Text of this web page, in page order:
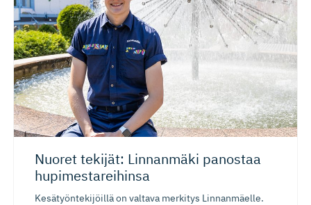
Nuoret tekijät: Linnanmäki panostaa
hupimesta­reihinsa
Kesätyöntekijöillä on valtava merkitys Linnanmäelle.